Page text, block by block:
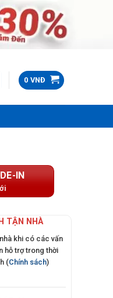
0 VNĐ
IN
TẬN NHÀ
khi có các vấn
hỗ trợ trong thời
(Chính sách)